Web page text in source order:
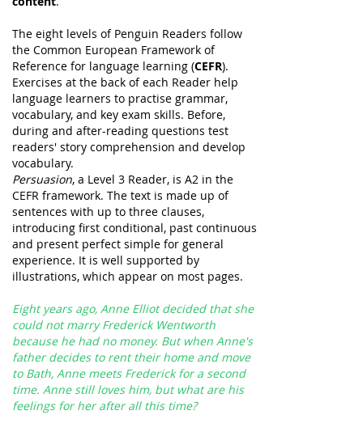
The eight levels of Penguin Readers follow
the Common European Framework of
Reference for language learning (CEFR).
Exercises at the back of each Reader help
language learners to practise grammar,
vocabulary, and key exam skills. Before,
during and after-reading questions test
readers' story comprehension and develop
vocabulary.
Persuasion, a Level 3 Reader, is A2 in the
CEFR framework. The text is made up of
sentences with up to three clauses,
introducing first conditional, past continuous
and present perfect simple for general
experience. It is well supported by
illustrations, which appear on most pages.
Eight years ago, Anne Elliot decided that she
could not marry Frederick Wentworth
because he had no money. But when Anne's
father decides to rent their home and move
to Bath, Anne meets Frederick for a second
time. Anne still loves him, but what are his
feelings for her after all this time?